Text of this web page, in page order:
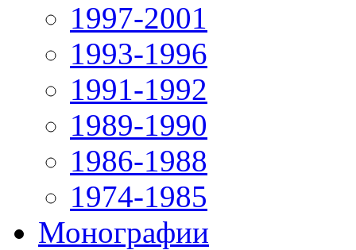
1997-2001
1993-1996
1991-1992
1989-1990
1986-1988
1974-1985
Монографии